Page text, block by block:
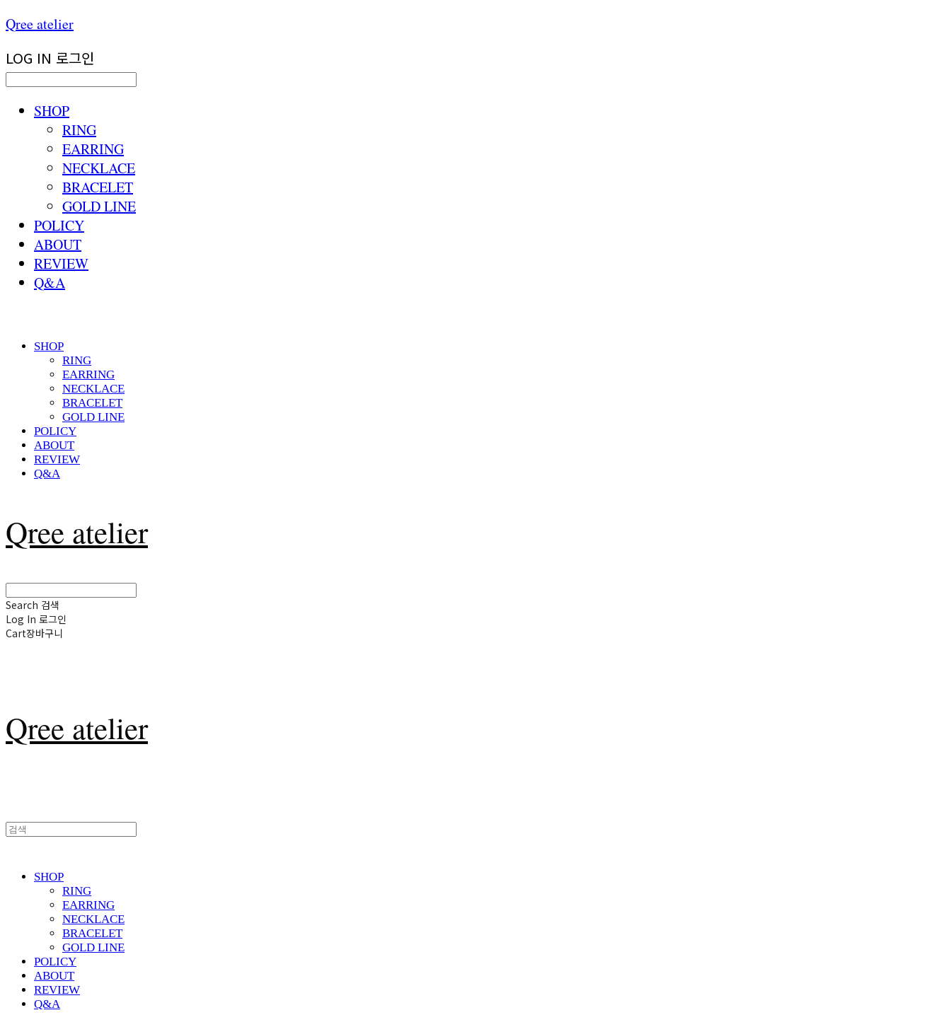
Qree atelier
LOG IN 로그인
SHOP
RING
EARRING
NECKLACE
BRACELET
GOLD LINE
POLICY
ABOUT
REVIEW
Q&A
SHOP
RING
EARRING
NECKLACE
BRACELET
GOLD LINE
POLICY
ABOUT
REVIEW
Q&A
Qree atelier
Search 검색
Log In 로그인
Cart장바구니
Qree atelier
SHOP
RING
EARRING
NECKLACE
BRACELET
GOLD LINE
POLICY
ABOUT
REVIEW
Q&A